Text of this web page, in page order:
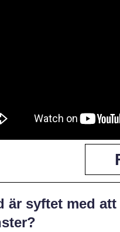
är syftet med